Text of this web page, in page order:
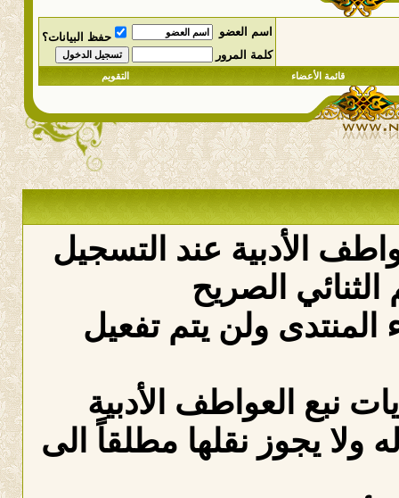
اسم العضو
حفظ البيانات؟
كلمة المرور
قائمة الأعضاء التقويم
الأدبية عند التسجيل
الصريح
ولن يتم تفعيل
نبع العواطف الأدبية
ولا يجوز نقلها مطلقاً الى